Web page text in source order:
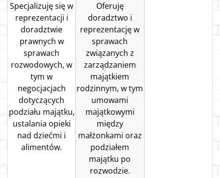
Specjalizuję się w
reprezentacji i
doradztwie
prawnych w
sprawach
rozwodowych, w
tym w
negocjacjach
dotyczących
podziału majątku,
ustalania opieki
nad dziećmi i
alimentów.
Oferuję
doradztwo i
reprezentację w
sprawach
związanych z
zarządzaniem
majątkiem
rodzinnym, w tym
umowami
majątkowymi
między
małżonkami oraz
podziałem
majątku po
rozwodzie.